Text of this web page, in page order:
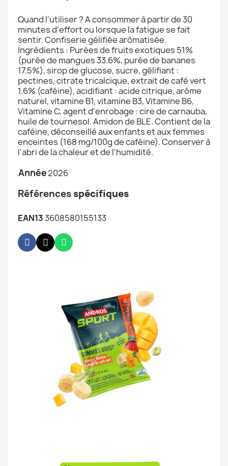
Quand l'utiliser ? A consommer à partir de 30
minutes d’effort ou lorsque la fatigue se fait
sentir. Confiserie gélifiée arômatisée.
Ingrédients : Purées de fruits exotiques 51%
(purée de mangues 33.6%, purée de bananes
17.5%), sirop de glucose, sucre, gélifiant :
pectines, citrate tricalcique, extrait de café vert
1.6% (caféine), acidifiant : acide citrique, arôme
naturel, vitamine B1, vitamine B3, Vitamine B6,
Vitamine C, agent d'enrobage : cire de carnauba,
huile de tournesol. Amidon de BLE. Contient de la
caféine, déconseillé aux enfants et aux femmes
enceintes (168 mg/100g de caféine). Conserver à
l'abri de la chaleur et de l'humidité.
Année2026
Références spécifiques
EAN133608580155133